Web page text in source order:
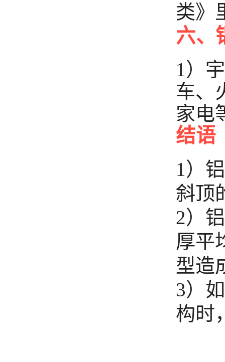
类》
六、
1）
车、
家电
结语
1）
斜顶
2）
厚平
型造
3）
构时